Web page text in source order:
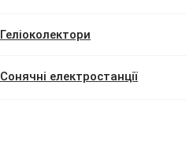
Геліоколектори
Сонячні електростанції